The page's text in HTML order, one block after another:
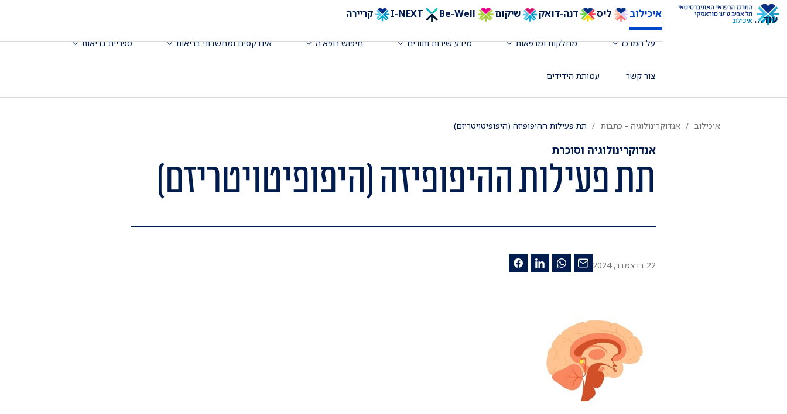
איכילוב ליס דנה-דואק שיקום Be-Well קריירה
על המרכז מחלקות ומרפאות מידע שירות ותורים חיפוש רופא.ה אינדקסים ומחשבוני בריאות ספריית בריאות
צור קשר עמותת הידידים
עוד...
איכילוב אנדוקרינולוגיה - כתבות תת פעילות ההיפופיזה (היפופיטויטריזם)
אנדוקרינולוגיה וסוכרת
תת פעילות ההיפופיזה (היפופיטויטריזם)
22 בדצמבר, 2024